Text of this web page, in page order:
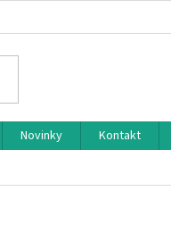
Novinky Kontakt